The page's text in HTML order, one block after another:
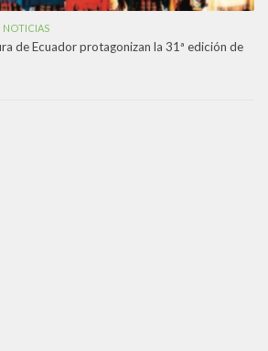
NOTICIAS
de Ecuador protagonizan la 31ª edición de